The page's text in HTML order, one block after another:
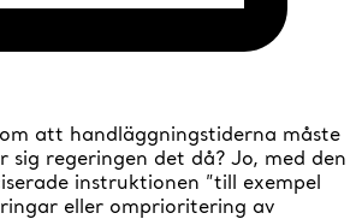
att handläggningstiderna måste
sig regeringen det då? Jo, med den
instruktionen ”till exempel
eller omprioritering av